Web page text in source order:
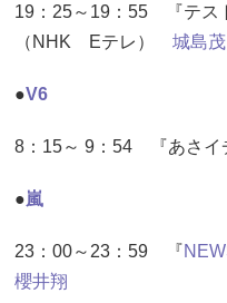
19：25～19：55 『テス
（NHK Eテレ） 城島茂
●V6
8：15～ 9：54 『あさ
●嵐
23：00～23：59 『
櫻井翔